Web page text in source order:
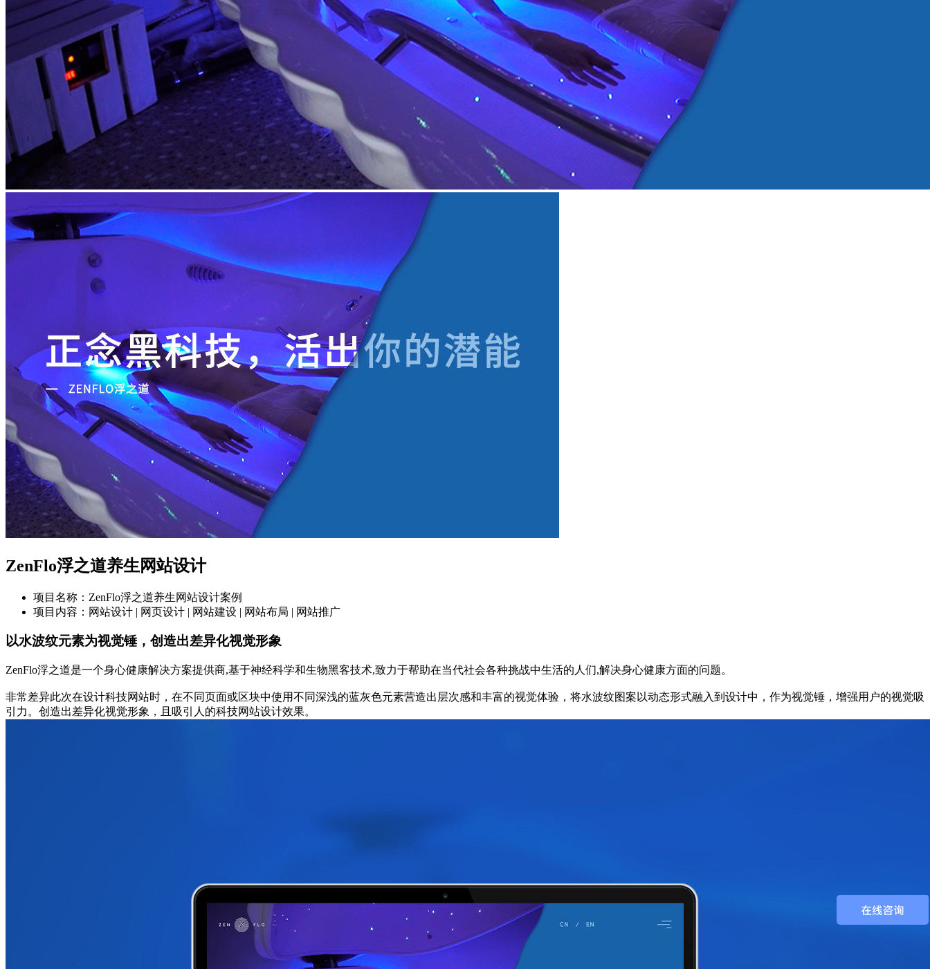
ZenFlo浮之道养生网站设计
项目名称：ZenFlo浮之道养生网站设计案例
项目内容：网站设计 | 网页设计 | 网站建设 | 网站布局 | 网站推广
以水波纹元素为视觉锤，创造出差异化视觉形象
ZenFlo浮之道是一个身心健康解决方案提供商,基于神经科学和生物黑客技术,致力于帮助在当代社会各种挑战中生活的人们,解决身心健康方面的问题。
非常差异此次在设计科技网站时，在不同页面或区块中使用不同深浅的蓝灰色元素营造出层次感和丰富的视觉体验，将水波纹图案以动态形式融入到设计中，作为视觉锤，增强用户的视觉吸
引力。创造出差异化视觉形象，且吸引人的科技网站设计效果。